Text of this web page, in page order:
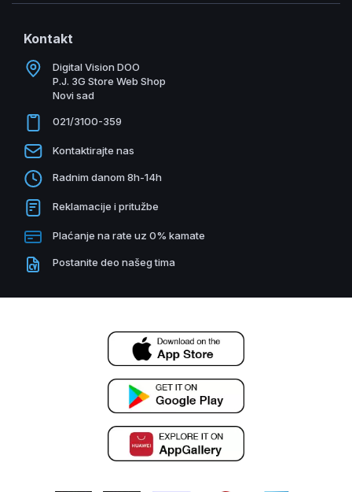
Kontakt
Digital Vision DOO
P.J. 3G Store Web Shop
Novi sad
021/3100-359
Kontaktirajte nas
Radnim danom 8h-14h
Reklamacije i pritužbe
Plaćanje na rate uz 0% kamate
Postanite deo našeg tima